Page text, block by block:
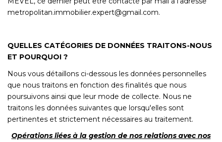
metropolitan.immobilier.expert@gmail.com.
QUELLES CATÉGORIES DE DONNÉES TRAITONS-NOUS
ET POURQUOI ?
Nous vous détaillons ci-dessous les données personnelles
que nous traitons en fonction des finalités que nous
poursuivons ainsi que leur mode de collecte. Nous ne
traitons les données suivantes que lorsqu'elles sont
pertinentes et strictement nécessaires au traitement.
Opérations liées à la gestion de nos relations avec nos